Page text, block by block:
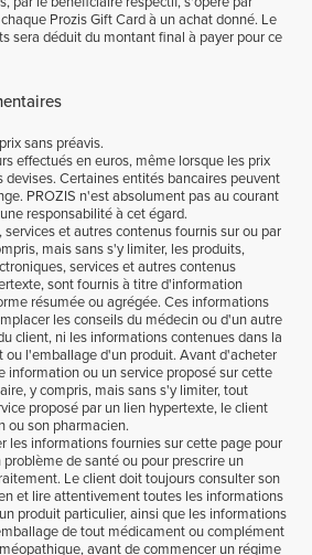
Prozis Gift Card à un achat donné. Le
sera déduit du montant final à payer pour ce
sans préavis.
effectués en euros, même lorsque les prix
devises. Certaines entités bancaires peuvent
PROZIS n'est absolument pas au courant
responsabilité à cet égard.
et autres contenus fournis sur ou par
mais sans s'y limiter, les produits,
services et autres contenus
sont fournis à titre d'information
résumée ou agrégée. Ces informations
les conseils du médecin ou d'un autre
client, ni les informations contenues dans la
ou l'emballage d'un produit. Avant d'acheter
information ou un service proposé sur cette
y compris, mais sans s'y limiter, tout
proposé par un lien hypertexte, le client
ou son pharmacien.
les informations fournies sur cette page pour
de santé ou pour prescrire un
Le client doit toujours consulter son
et lire attentivement toutes les informations
produit particulier, ainsi que les informations
de tout médicament ou complément
avant de commencer un régime